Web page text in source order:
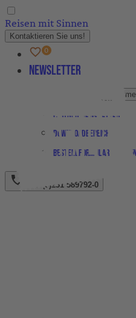
Reisen mit Sinnen
Kontaktieren Sie uns!
Newsletter
Downloadbereich
Bestellformular
+49 (0)231 589792-0